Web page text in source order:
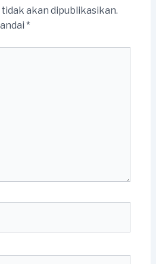
akan dipublikasikan.
*